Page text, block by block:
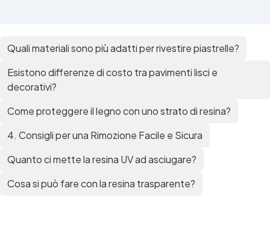
Quali materiali sono più adatti per rivestire piastrelle?
Esistono differenze di costo tra pavimenti lisci e
decorativi?
Come proteggere il legno con uno strato di resina?
4. Consigli per una Rimozione Facile e Sicura
Quanto ci mette la resina UV ad asciugare?
Cosa si può fare con la resina trasparente?